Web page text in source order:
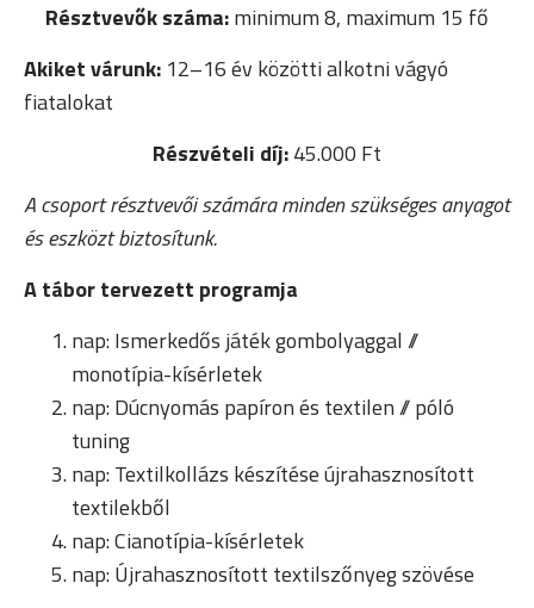
Résztvevők száma:minimum 8, maximum 15 fő
Akiket várunk: 12–16 év közötti alkotni vágyó
fiatalokat
Részvételi díj:45.000 Ft
A csoport résztvevői számára minden szükséges anyagot
és eszközt biztosítunk.
A tábor tervezett programja
nap: Ismerkedős játék gombolyaggal //
monotípia-kísérletek
nap: Dúcnyomás papíron és textilen // póló
tuning
nap: Textilkollázs készítése újrahasznosított
textilekből
nap: Cianotípia-kísérletek
nap: Újrahasznosított textilszőnyeg szövése